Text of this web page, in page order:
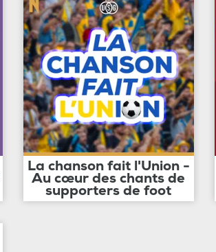
La chanson fait l'Union -
Au cœur des chants de
supporters de foot